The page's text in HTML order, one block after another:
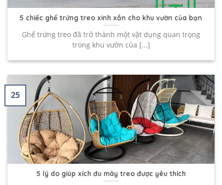
5 chiếc ghế trứng treo xinh xắn cho khu vườn của bạn
Ghế trứng treo đã trở thành một vật dụng quan trọng
trong khu vườn của [...]
5 lý do giúp xích đu mây treo được yêu thích
25